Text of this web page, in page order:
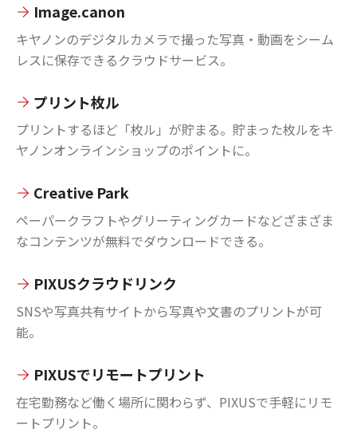
Image.canon
キヤノンのデジタルカメラで撮った写真・動画をシーム
レスに保存できるクラウドサービス。
プリント枚ル
プリントするほど「枚ル」が貯まる。貯まった枚ルをキ
ヤノンオンラインショップのポイントに。
Creative Park
ペーパークラフトやグリーティングカードなどざまざま
なコンテンツが無料でダウンロードできる。
PIXUSクラウドリンク
SNSや写真共有サイトから写真や文書のプリントが可
能。
PIXUSでリモートプリント
在宅勤務など働く場所に関わらず、PIXUSで手軽にリモ
ートプリント。